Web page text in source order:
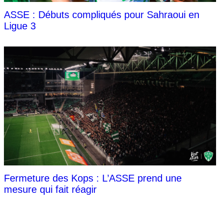
ASSE : Débuts compliqués pour Sahraoui en
Ligue 3
Fermeture des Kops : L’ASSE prend une
mesure qui fait réagir